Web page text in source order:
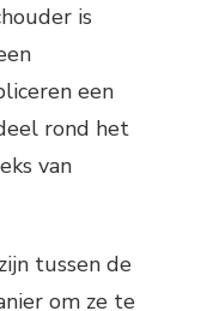
is
een
rond het
van
tussen de
om ze te